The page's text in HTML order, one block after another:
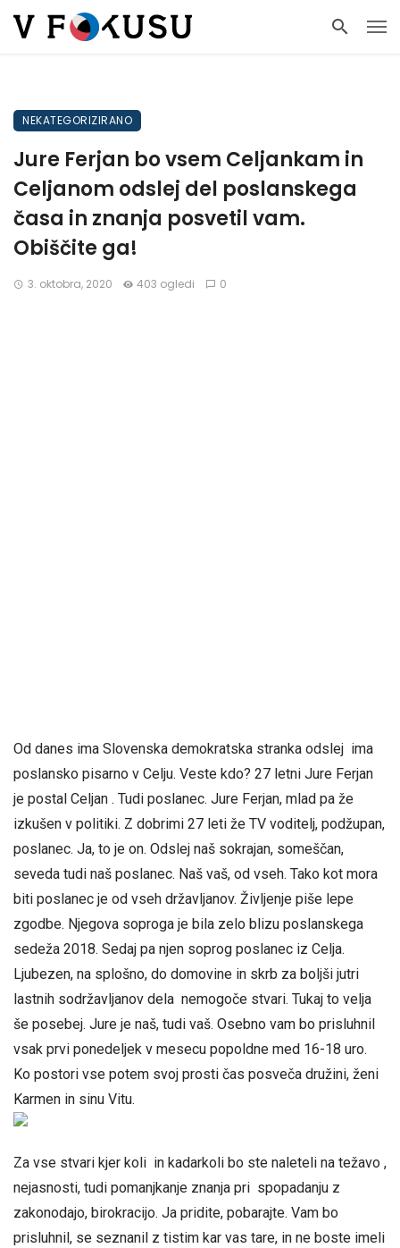
NEKATEGORIZIRANO
Jure Ferjan bo vsem Celjankam in
Celjanom odslej del poslanskega
časa in znanja posvetil vam.
Obiščite ga!
3. oktobra, 2020 403 ogledi 0
Od danes ima Slovenska demokratska stranka odslej ima
poslansko pisarno v Celju. Veste kdo? 27 letni Jure Ferjan
je postal Celjan . Tudi poslanec. Jure Ferjan, mlad pa že
izkušen v politiki. Z dobrimi 27 leti že TV voditelj, podžupan,
poslanec. Ja, to je on. Odslej naš sokrajan, someščan,
seveda tudi naš poslanec. Naš vaš, od vseh. Tako kot mora
biti poslanec je od vseh državljanov. Življenje piše lepe
zgodbe. Njegova soproga je bila zelo blizu poslanskega
sedeža 2018. Sedaj pa njen soprog poslanec iz Celja.
Ljubezen, na splošno, do domovine in skrb za boljši jutri
lastnih sodržavljanov dela nemogoče stvari. Tukaj to velja
še posebej. Jure je naš, tudi vaš. Osebno vam bo prisluhnil
vsak prvi ponedeljek v mesecu popoldne med 16-18 uro.
Ko postori vse potem svoj prosti čas posveča družini, ženi
Karmen in sinu Vitu.
Za vse stvari kjer koli in kadarkoli bo ste naleteli na težavo ,
nejasnosti, tudi pomanjkanje znanja pri spopadanju z
zakonodajo, birokracijo. Ja pridite, pobarajte. Vam bo
prisluhnil, se seznanil z tistim kar vas tare, in ne boste imeli